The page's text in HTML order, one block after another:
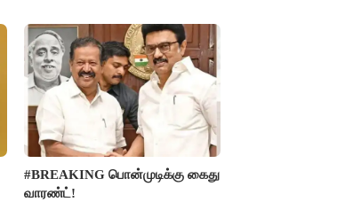
#BREAKING பொன்முடிக்கு கைது
வாரண்ட்!